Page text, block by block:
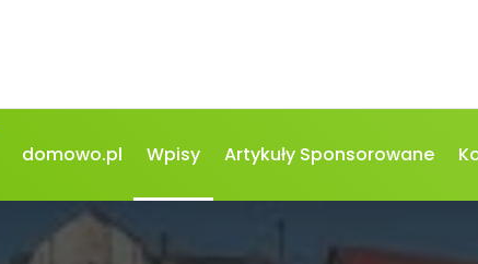
domowo.pl Wpisy Artykuły Sponsorowane